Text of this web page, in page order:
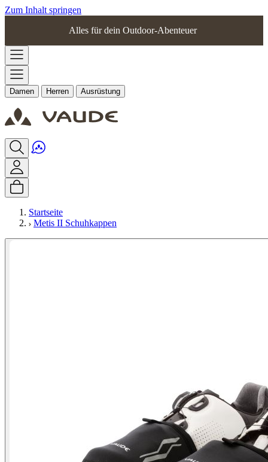
Zum Inhalt springen
Alles für dein Outdoor-Abenteuer
Damen Herren Ausrüstung
Startseite
Metis II Schuhkappen